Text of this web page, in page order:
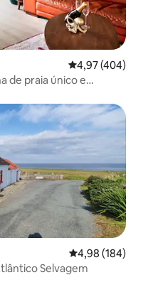
4,97 de uma
4,97 (404)
de praia único e
hóspedes
4,98 de uma
4,98 (184)
Selvagem